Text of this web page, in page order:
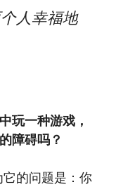
人幸福地
玩一种游戏，
障碍吗？
的问题是：你